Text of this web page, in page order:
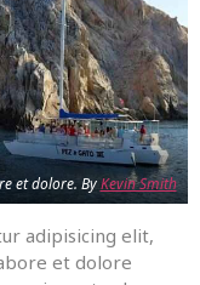
et dolore. ByKevin Smith
adipisicing elit,
et dolore